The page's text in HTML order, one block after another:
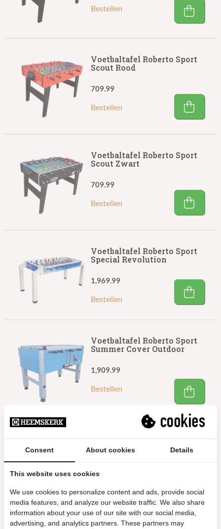
Bestellen
Voetbaltafel Roberto Sport
Scout Rood
Bestellen
709.99
Voetbaltafel Roberto Sport
Scout Zwart
Bestellen
709.99
Voetbaltafel Roberto Sport
Special Revolution
Bestellen
1,969.99
Voetbaltafel Roberto Sport
Summer Cover Outdoor
Bestellen
1,909.99
Voetbaltafel Roberto Sport
Summer Free Cover Outdoor
Bestellen
1,469.99
Consent About cookies Details
This website uses cookies
We use cookies to personalize content and ads, provide social
media features, and analyze our website traffic. We also share
information about your use of our site with our social media,
advertising, and analytics partners. These partners may